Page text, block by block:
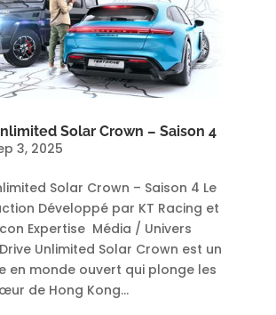
Solar Crown – Saison 4
3, 2025
Solar Crown – Saison 4 Le
Développé par KT Racing et
Expertise Média / Univers
Unlimited Solar Crown est un
en monde ouvert qui plonge les
de Hong Kong...